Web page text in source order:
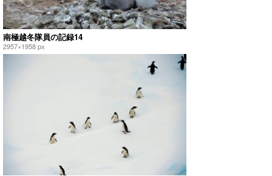
南極越冬隊員の記録14
2957×1958 px